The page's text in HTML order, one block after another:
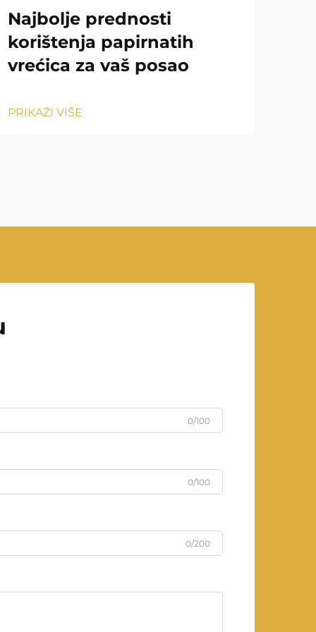
Najbolje prednosti
korištenja papirnatih
vrećica za vaš posao
PRIKAŽI VIŠE
0/100
0/100
0/200